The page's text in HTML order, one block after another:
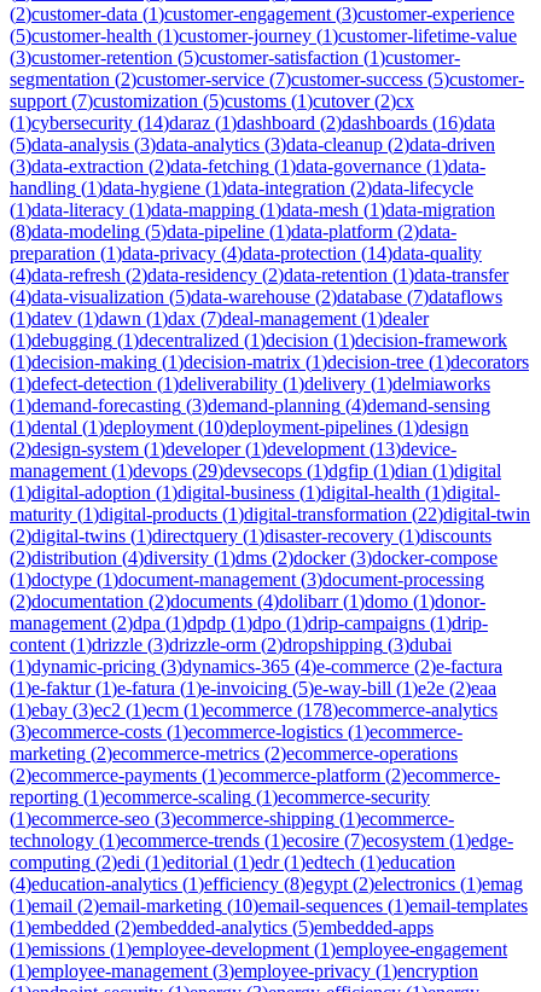
(2)customer-data (1)customer-engagement (3)customer-experience
(5)customer-health (1)customer-journey (1)customer-lifetime-value
(3)customer-retention (5)customer-satisfaction (1)customer-
segmentation (2)customer-service (7)customer-success (5)customer-
support (7)customization (5)customs (1)cutover(2)cx
(1)cybersecurity (14)daraz (1)dashboard (2)dashboards (16)data
(5)data-analysis (3)data-analytics (3)data-cleanup (2)data-driven
(3)data-extraction (2)data-fetching (1)data-governance (1)data-
handling (1)data-hygiene (1)data-integration (2)data-lifecycle
(1)data-literacy (1)data-mapping (1)data-mesh (1)data-migration
(8)data-modeling (5)data-pipeline (1)data-platform (2)data-
preparation (1)data-privacy (4)data-protection (14)data-quality
(4)data-refresh (2)data-residency (2)data-retention (1)data-transfer
(4)data-visualization (5)data-warehouse (2)database (7)dataflows
(1)datev (1)dawn (1)dax (7)deal-management (1)dealer
(1)debugging (1)decentralized (1)decision (1)decision-framework
(1)decision-making (1)decision-matrix (1)decision-tree (1)decorators
(1)defect-detection (1)deliverability (1)delivery (1)delmiaworks
(1)demand-forecasting (3)demand-planning (4)demand-sensing
(1)dental (1)deployment (10)deployment-pipelines (1)design
(2)design-system (1)developer(1)development (13)device-
management (1)devops (29)devsecops (1)dgfip (1)dian (1)digital
(1)digital-adoption (1)digital-business (1)digital-health (1)digital-
maturity (1)digital-products (1)digital-transformation (22)digital-twin
(2)digital-twins (1)directquery (1)disaster-recovery (1)discounts
(2)distribution (4)diversity (1)dms (2)docker(3)docker-compose
(1)doctype (1)document-management (3)document-processing
(2)documentation (2)documents (4)dolibarr(1)domo (1)donor-
management (2)dpa (1)dpdp (1)dpo (1)drip-campaigns (1)drip-
content (1)drizzle (3)drizzle-orm (2)dropshipping (3)dubai
(1)dynamic-pricing (3)dynamics-365 (4)e-commerce (2)e-factura
(1)e-faktur(1)e-fatura (1)e-invoicing (5)e-way-bill (1)e2e (2)eaa
(1)ebay (3)ec2 (1)ecm (1)ecommerce (178)ecommerce-analytics
(3)ecommerce-costs (1)ecommerce-logistics (1)ecommerce-
marketing (2)ecommerce-metrics (2)ecommerce-operations
(2)ecommerce-payments (1)ecommerce-platform (2)ecommerce-
reporting (1)ecommerce-scaling (1)ecommerce-security
(1)ecommerce-seo (3)ecommerce-shipping (1)ecommerce-
technology (1)ecommerce-trends (1)ecosire (7)ecosystem (1)edge-
computing (2)edi (1)editorial (1)edr(1)edtech (1)education
(4)education-analytics (1)efficiency (8)egypt (2)electronics (1)emag
(1)email (2)email-marketing (10)email-sequences (1)email-templates
(1)embedded (2)embedded-analytics (5)embedded-apps
(1)emissions (1)employee-development (1)employee-engagement
(1)employee-management (3)employee-privacy (1)encryption